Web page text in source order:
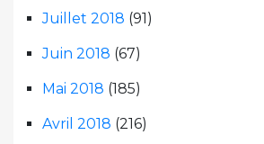
Juillet 2018 (91)
Juin 2018 (67)
Mai 2018 (185)
Avril 2018 (216)